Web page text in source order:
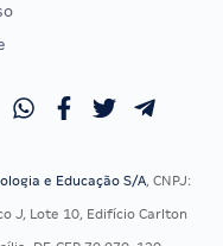
OAB
e Educação S/A, CNPJ:
J, Lote 10, Edifício Carlton